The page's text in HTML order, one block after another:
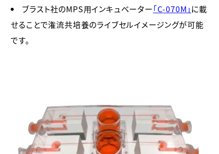
ブラスト社のMPS用インキュベーター「C-070M」 に載
せることで潅流共培養のライブセルイメージングが可能
です。